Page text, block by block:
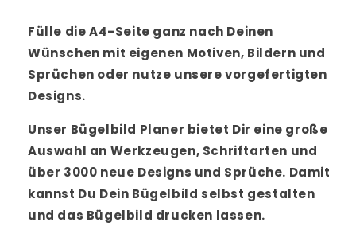
Fülle die A4-Seite ganz nach Deinen
Wünschen mit eigenen Motiven, Bildern und
Sprüchen oder nutze unsere vorgefertigten
Designs.
Unser Bügelbild Planer bietet Dir eine große
Auswahl an Werkzeugen, Schriftarten und
über 3000 neue Designs und Sprüche. Damit
kannst Du Dein Bügelbild selbst gestalten
und das Bügelbild drucken lassen.